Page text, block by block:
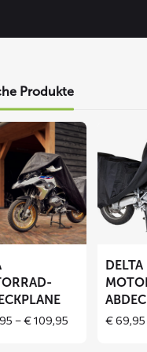
Produkte
–€109,95
lesen
über
DELTA
DELTA
€69,95